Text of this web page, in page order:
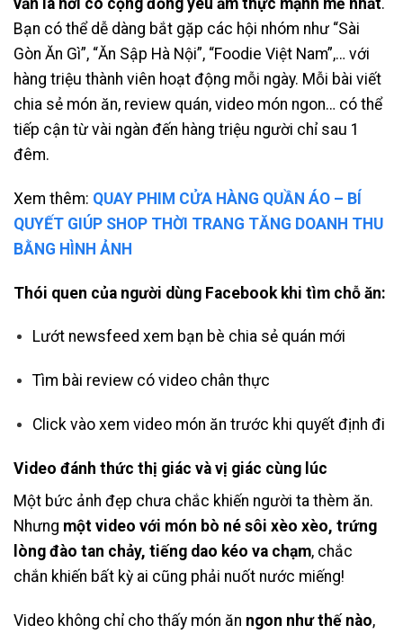
vẫn là nơi có cộng đồng yêu ẩm thực mạnh mẽ nhất.
Bạn có thể dễ dàng bắt gặp các hội nhóm như “Sài
Gòn Ăn Gì”, “Ăn Sập Hà Nội”, “Foodie Việt Nam”,… với
hàng triệu thành viên hoạt động mỗi ngày. Mỗi bài viết
chia sẻ món ăn, review quán, video món ngon… có thể
tiếp cận từ vài ngàn đến hàng triệu người chỉ sau 1
đêm.
Xem thêm: QUAY PHIM CỬA HÀNG QUẦN ÁO – BÍ
QUYẾT GIÚP SHOP THỜI TRANG TĂNG DOANH THU
BẰNG HÌNH ẢNH
Thói quen của người dùng Facebook khi tìm chỗ ăn:
Lướt newsfeed xem bạn bè chia sẻ quán mới
Tìm bài review có video chân thực
Click vào xem video món ăn trước khi quyết định đi
Video đánh thức thị giác và vị giác cùng lúc
Một bức ảnh đẹp chưa chắc khiến người ta thèm ăn.
Nhưng một video với món bò né sôi xèo xèo, trứng
lòng đào tan chảy, tiếng dao kéo va chạm, chắc
chắn khiến bất kỳ ai cũng phải nuốt nước miếng!
Video không chỉ cho thấy món ăn ngon như thế nào,